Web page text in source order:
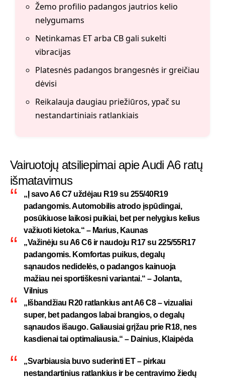
Žemo profilio padangos jautrios kelio
nelygumams
Netinkamas ET arba CB gali sukelti
vibracijas
Platesnės padangos brangesnės ir greičiau
dėvisi
Reikalauja daugiau priežiūros, ypač su
nestandartiniais ratlankiais
Vairuotojų atsiliepimai apie Audi A6 ratų
išmatavimus
„Į savo A6 C7 uždėjau R19 su 255/40R19
padangomis. Automobilis atrodo įspūdingai,
posūkiuose laikosi puikiai, bet per nelygius kelius
važiuoti kietoka.“ – Marius, Kaunas
„Važinėju su A6 C6 ir naudoju R17 su 225/55R17
padangomis. Komfortas puikus, degalų
sąnaudos nedidelės, o padangos kainuoja
mažiau nei sportiškesni variantai.“ –Jolanta,
Vilnius
„Išbandžiau R20 ratlankius ant A6 C8 – vizualiai
super, bet padangos labai brangios, o degalų
sąnaudos išaugo. Galiausiai grįžau prie R18, nes
kasdienai tai optimaliausia.“ – Dainius, Klaipėda
„Svarbiausia buvo suderinti ET – pirkau
nestandartinius ratlankius ir be centravimo žiedų